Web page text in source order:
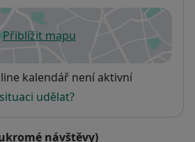
Přiblížit mapuse otevře v nové záložce
kalendář není aktivní
udělat?
návštěvy)